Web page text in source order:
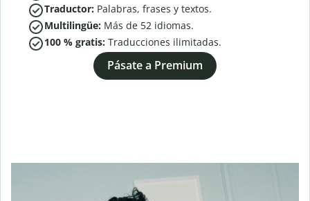
Traductor: Palabras, frases y textos.
Multilingüe: Más de 52 idiomas.
100 % gratis: Traducciones ilimitadas.
Pásate a Premium